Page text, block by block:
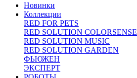
Новинки
Коллекции
RED FOR PETS
RED SOLUTION COLORSENSE
RED SOLUTION MUSIC
RED SOLUTION GARDEN
ФЬЮЖЕН
ЭКСПЕРТ